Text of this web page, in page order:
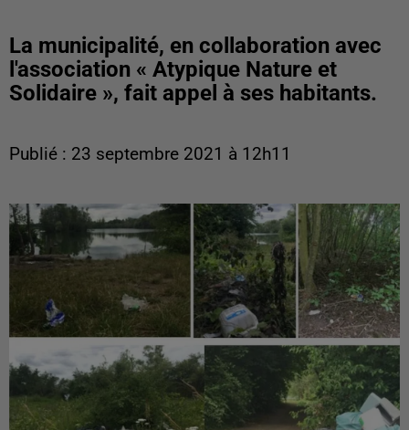
La municipalité, en collaboration avec
l'association « Atypique Nature et
Solidaire », fait appel à ses habitants.
Publié : 23 septembre 2021 à 12h11